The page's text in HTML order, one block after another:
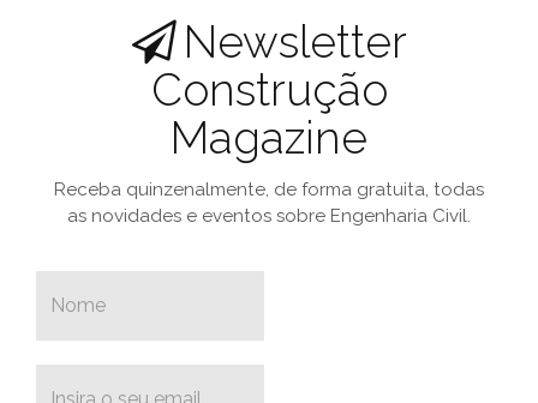
Newsletter
Construção
Magazine
Receba quinzenalmente, de forma gratuita, todas
as novidades e eventos sobre Engenharia Civil.